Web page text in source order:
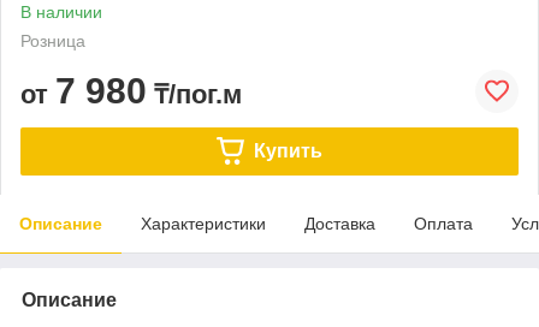
В наличии
Розница
от 7 980 ₸/пог.м
Купить
Описание Характеристики Доставка Оплата
Описание